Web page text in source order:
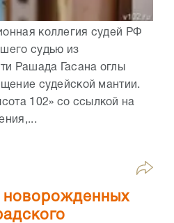
коллегия судей РФ
судью из
Рашада Гасана оглы
судейской мантии.
102» со ссылкой на
новорожденных